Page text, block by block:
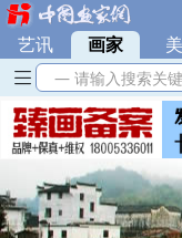
艺讯 | 画家
— 请输入搜索关